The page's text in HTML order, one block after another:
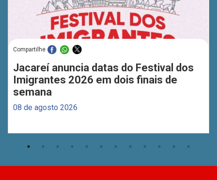
Compartilhe
Jacareí anuncia datas do Festival dos
Imigrantes 2026 em dois finais de
semana
08 de agosto 2026